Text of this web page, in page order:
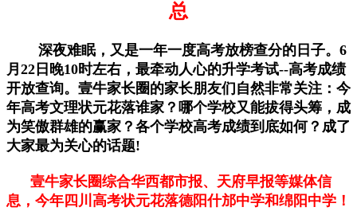
总
深夜难眠，又是一年一度高考放榜查分的日子。6
月22日晚10时左右，最牵动人心的升学考试--高考成绩
开放查询。壹牛家长圈的家长朋友们自然非常关注：今
年高考文理状元花落谁家？哪个学校又能拔得头筹，成
为笑傲群雄的赢家？各个学校高考成绩到底如何？成了
大家最为关心的话题!
壹牛家长圈综合华西都市报、天府早报等媒体信
息，今年四川高考状元花落德阳什邡中学和绵阳中学！